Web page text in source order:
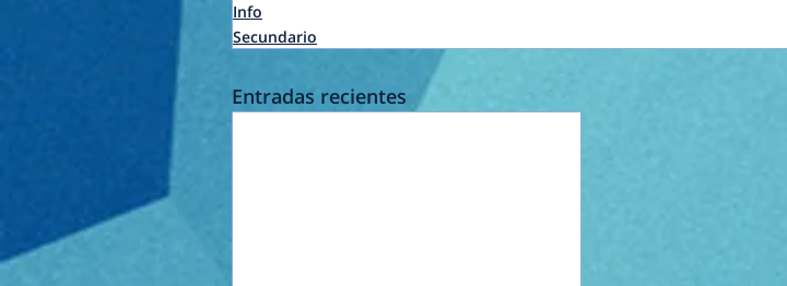
Info
Secundario
Entradas recientes